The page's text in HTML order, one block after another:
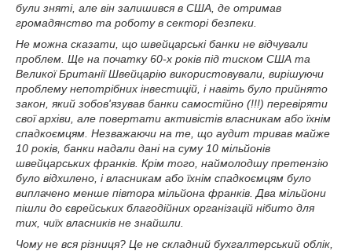
були зняті, але він залишився в США, де отримав
громадянство та роботу в секторі безпеки.
Не можна сказати, що швейцарські банки не відчували
проблем. Ще на початку 60-х років під тиском США та
Великої Британії Швейцарію використовували, вирішуючи
проблему непотрібних інвестицій, і навіть було прийнято
закон, який зобов'язував банки самостійно (!!!) перевіряти
свої архіви, але повертати активістів власникам або їхнім
спадкоємцям. Незважаючи на те, що аудит тривав майже
10 років, банки надали дані на суму 10 мільйонів
швейцарських франків. Крім того, наймолодшу претензію
було відхилено, і власникам або їхнім спадкоємцям було
виплачено менше півтора мільйона франків. Два мільйони
пішли до єврейських благодійних організацій нібито для
тих, чиїх власників не знайшли.
Чому не вся різниця? Це не складний бухгалтерський облік,